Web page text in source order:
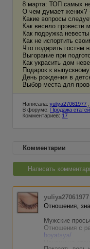
8 марта: ТОП самых
О чем думает жених?
Какие вопросы
Как весело провести
Как подружка
Как не испортить
Что подарить гостям
Выгорание при
Как украсить дом
Подарок к
День рождения в
Выбор места для
Написала: yuliya27061977
В форуме: Продажа статей
Комментариев: 17
Комментарии
Написать
yuliya27061977
Отношения,
Мужские
Отношения с
boyatsya/